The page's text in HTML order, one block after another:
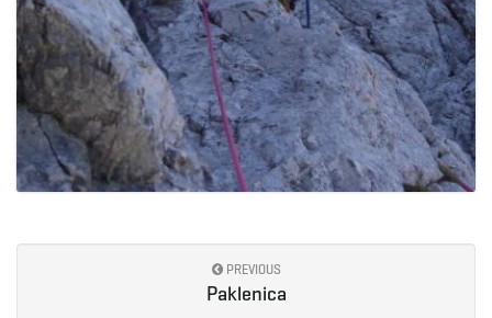
PREVIOUS
Paklenica